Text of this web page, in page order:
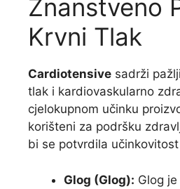
Znanstveno
Krvni Tlak
Cardiotensive sadrži
tlak i kardiovaskularno
cjelokupnom učinku
korišteni za podršku
bi se potvrdila
Glog (Glog): Glog